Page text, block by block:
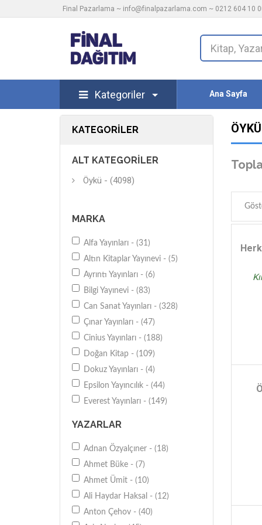
Final Pazarlama ~ info@finalpazarlama.com ~ 0212 604 10
Kategoriler Ana Sayfa
KATEGORILER
ALT KATEGORILER
Öykü - (4098)
MARKA
Alfa Yayınları - (31)
Altın Kitaplar Yayınevi - (5)
Ayrıntı Yayınları - (6)
Bilgi Yayınevi - (83)
Can Sanat Yayınları - (328)
Çınar Yayınları - (47)
Cinius Yayınları - (188)
Doğan Kitap - (109)
Dokuz Yayınları - (4)
Epsilon Yayıncılık - (44)
Everest Yayınları - (149)
Hyb Yayıncılık - (30)
Olimpos Yayınları - (4)
İletişim Yayınları - (46)
İş Bankası Kültür Yayınları - (50)
İz Yayıncılık - (92)
YAZARLAR
Adnan Özyalçıner - (18)
Ahmet Büke - (7)
Ahmet Ümit - (10)
Ali Haydar Haksal - (12)
Anton Çehov - (40)